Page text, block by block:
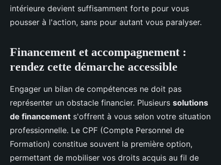
intérieure devient suffisamment forte pour vous
pousser à l'action, sans pour autant vous paralyser.
Financement et accompagnement :
rendez cette démarche accessible
Engager un bilan de compétences ne doit pas
représenter un obstacle financier. Plusieurs solutions
de financement s'offrent à vous selon votre situation
professionnelle. Le CPF (Compte Personnel de
Formation) constitue souvent la première option,
permettant de mobiliser vos droits acquis au fil de